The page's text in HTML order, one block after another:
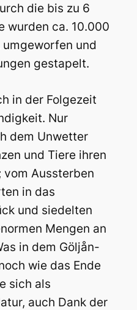
die bis zu 6
wurden ca. 10.000
umgeworfen und
gestapelt.
in der Folgezeit
Nur
dem Unwetter
und Tiere ihren
vom Aussterben
in das
und siedelten
Mengen an
in dem Göljån-
wie das Ende
sich als
auch Dank der